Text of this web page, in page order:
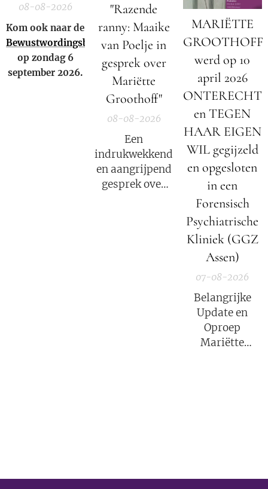
08-08-2026
Kom ook naar de
Bewustwordingsbeurs
op zondag 6
september 2026.
"Razende
ranny: Maaike
van Poelje in
gesprek over
Mariëtte
Groothoff"
08-08-2026
Een
indrukwekkend
en aangrijpend
gesprek over
MARIËTTE
GROOTHOFF
werd op 10
april 2026
ONTERECHT
en TEGEN
HAAR EIGEN
WIL gegijzeld
en opgesloten
in een
Forensisch
Psychiatrische
Kliniek (GGZ
Assen)
07-08-2026
Belangrijke
Update en
Oproep
Mariëtte